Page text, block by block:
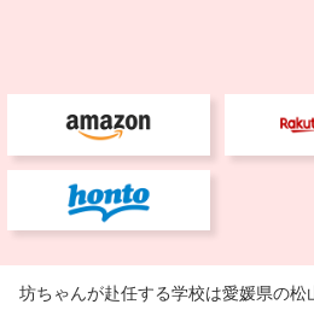
坊ちゃんが赴任する学校は愛媛県の松